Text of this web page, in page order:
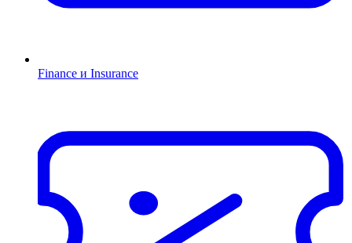
Finance и Insurance